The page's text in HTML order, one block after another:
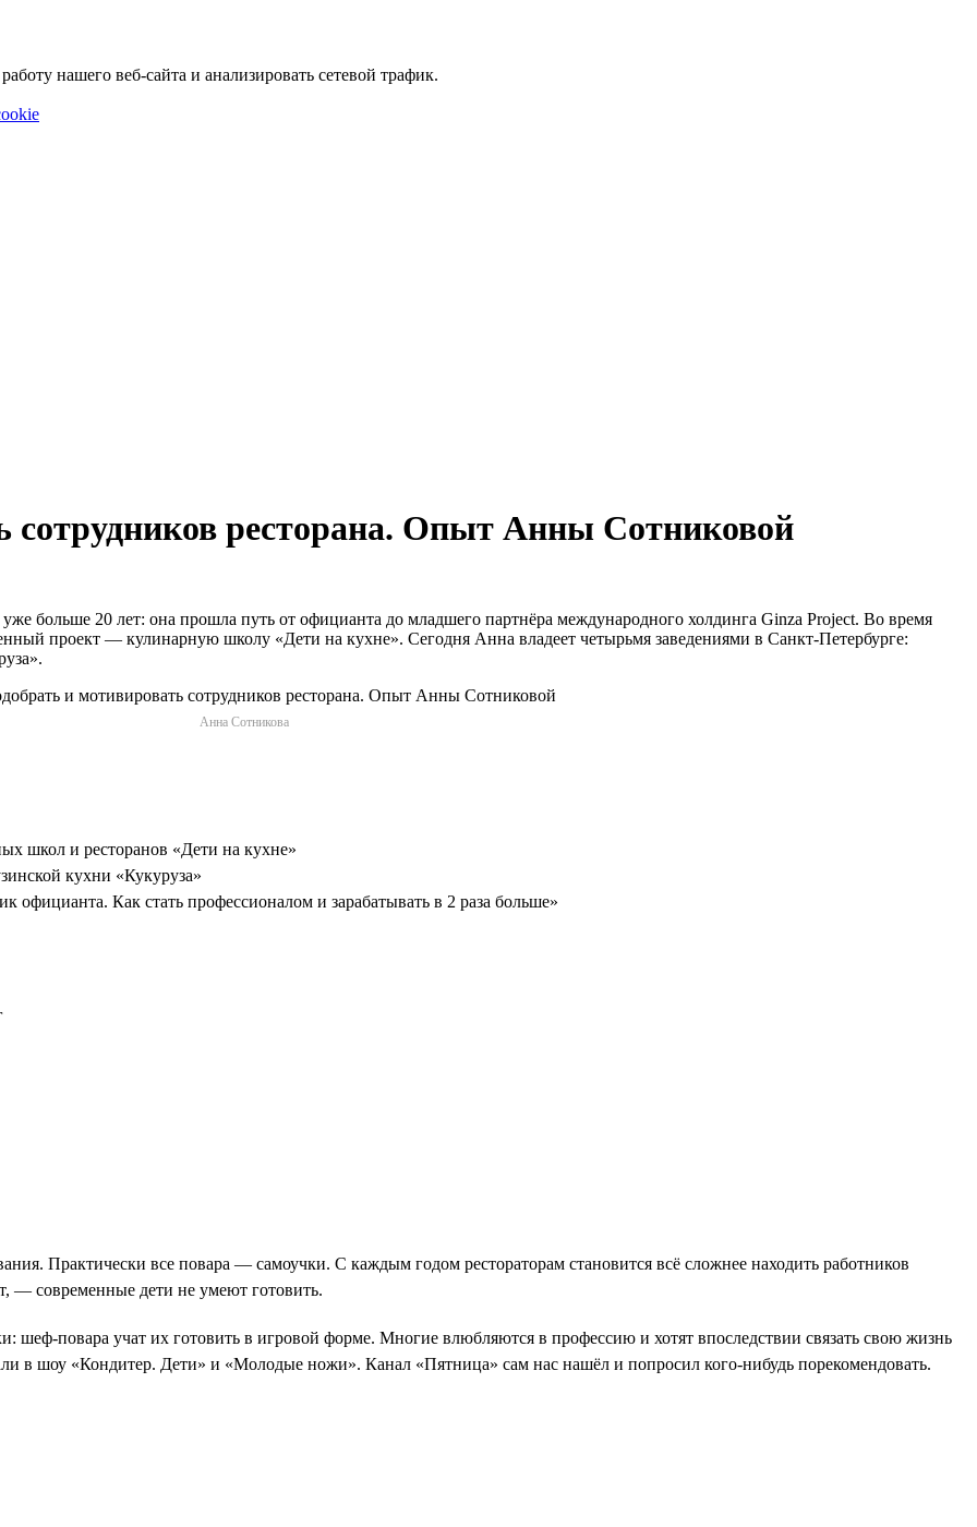
нашего веб-сайта и анализировать сетевой трафик.
сотрудников ресторана. Опыт Анны Сотниковой
больше 20 лет: она прошла путь от официанта до младшего партнёра международного холдинга Ginza Project. Во время
проект — кулинарную школу «Дети на кухне». Сегодня Анна владеет четырьмя заведениями в Санкт-Петербурге:
Анна Сотникова
школ и ресторанов «Дети на кухне»
кухни «Кукуруза»
официанта. Как стать профессионалом и зарабатывать в 2 раза больше»
Практически все повара — самоучки. С каждым годом рестораторам становится всё сложнее находить работников
— современные дети не умеют готовить.
шеф-повара учат их готовить в игровой форме. Многие влюбляются в профессию и хотят впоследствии связать свою жизнь
в шоу «Кондитер. Дети» и «Молодые ножи». Канал «Пятница» сам нас нашёл и попросил кого-нибудь порекомендовать.